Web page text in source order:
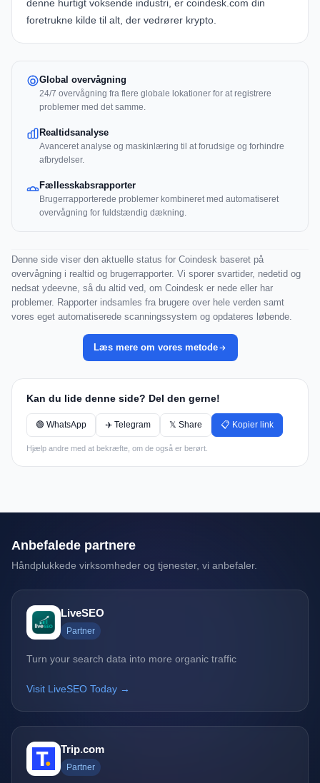
denne hurtigt voksende industri, er coindesk.com din
foretrukne kilde til alt, der vedrører krypto.
Global overvågning
24/7 overvågning fra flere globale lokationer for at registrere
problemer med det samme.
Realtidsanalyse
Avanceret analyse og maskinlæring til at forudsige og forhindre
afbrydelser.
Fællesskabsrapporter
Brugerrapporterede problemer kombineret med automatiseret
overvågning for fuldstændig dækning.
Denne side viser den aktuelle status for Coindesk baseret på
overvågning i realtid og brugerrapporter. Vi sporer svartider, nedetid og
nedsat ydeevne, så du altid ved, om Coindesk er nede eller har
problemer. Rapporter indsamles fra brugere over hele verden samt
vores eget automatiserede scanningssystem og opdateres løbende.
Læs mere om vores metode
Kan du lide denne side? Del den gerne!
🟢 WhatsApp ✈️ Telegram 𝕏 Share 📋 Kopier link
Hjælp andre med at bekræfte, om de også er berørt.
Anbefalede partnere
Håndplukkede virksomheder og tjenester, vi anbefaler.
LiveSEO
Partner
Turn your search data into more organic traffic
Visit LiveSEO Today →
Trip.com
Partner